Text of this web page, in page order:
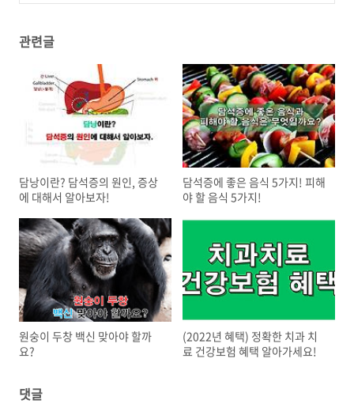
관련글
담낭이란? 담석증의 원인, 증상
에 대해서 알아보자!
담석증에 좋은 음식 5가지! 피해
야 할 음식 5가지!
원숭이 두창 백신 맞아야 할까
요?
(2022년 혜택) 정확한 치과 치
료 건강보험 혜택 알아가세요!
댓글